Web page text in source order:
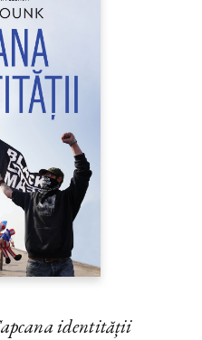
identității